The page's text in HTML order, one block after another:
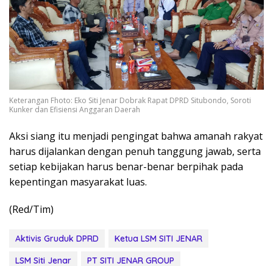
Keterangan Fhoto: Eko Siti Jenar Dobrak Rapat DPRD Situbondo, Soroti
Kunker dan Efisiensi Anggaran Daerah
Aksi siang itu menjadi pengingat bahwa amanah rakyat
harus dijalankan dengan penuh tanggung jawab, serta
setiap kebijakan harus benar-benar berpihak pada
kepentingan masyarakat luas.
(Red/Tim)
Aktivis Gruduk DPRD
Ketua LSM SITI JENAR
LSM Siti Jenar
PT SITI JENAR GROUP